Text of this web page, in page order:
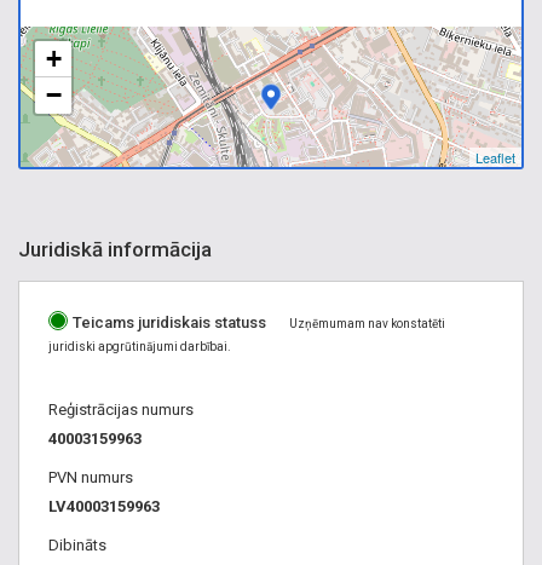
+
−
Leaflet
Juridiskā informācija
Teicams juridiskais statuss
Uzņēmumam nav konstatēti
juridiski apgrūtinājumi darbībai.
Reģistrācijas numurs
40003159963
PVN numurs
LV40003159963
Dibināts